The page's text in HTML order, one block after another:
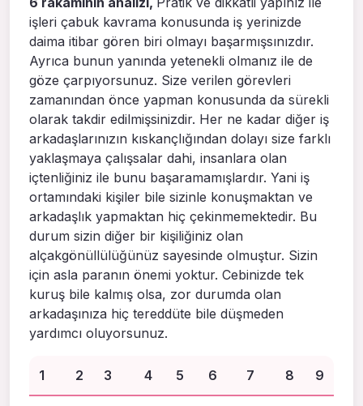
işleri çabuk kavrama konusunda iş yerinizde
daima itibar gören biri olmayı başarmışsınızdır.
Ayrıca bunun yanında yetenekli olmanız ile de
göze çarpıyorsunuz. Size verilen görevleri
zamanından önce yapman konusunda da sürekli
olarak takdir edilmişsinizdir. Her ne kadar diğer iş
arkadaşlarınızın kıskançlığından dolayı size farklı
yaklaşmaya çalışsalar dahi, insanlara olan
içtenliğiniz ile bunu başaramamışlardır. Yani iş
ortamındaki kişiler bile sizinle konuşmaktan ve
arkadaşlık yapmaktan hiç çekinmemektedir. Bu
durum sizin diğer bir kişiliğiniz olan
alçakgönüllülüğünüz sayesinde olmuştur. Sizin
için asla paranın önemi yoktur. Cebinizde tek
kuruş bile kalmış olsa, zor durumda olan
arkadaşınıza hiç tereddüte bile düşmeden
yardımcı oluyorsunuz.
1 2 3 4 5 6 7 8 9